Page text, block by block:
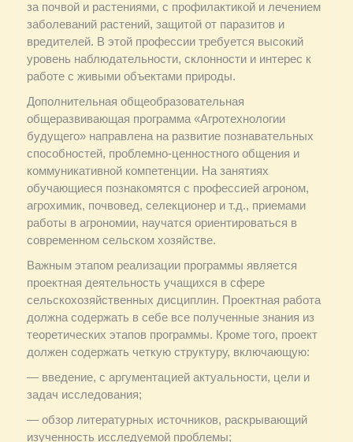
за почвой и растениями, с профилактикой и лечением
заболеваний растений, защитой от паразитов и
вредителей. В этой профессии требуется высокий
уровень наблюдательности, склонности и интерес к
работе с живыми объектами природы.
Дополнительная общеобразовательная
общеразвивающая программа «Агротехнологии
будущего» направлена на развитие познавательных
способностей, проблемно-ценностного общения и
коммуникативной компетенции. На занятиях
обучающиеся познакомятся с профессией агроном,
агрохимик, почвовед, селекционер и т.д., приемами
работы в агрономии, научатся ориентироваться в
современном сельском хозяйстве.
Важным этапом реализации программы является
проектная деятельность учащихся в сфере
сельскохозяйственных дисциплин. Проектная работа
должна содержать в себе все полученные знания из
теоретических этапов программы. Кроме того, проект
должен содержать четкую структуру, включающую:
— введение, с аргументацией актуальности, цели и
задач исследования;
— обзор литературных источников, раскрывающий
изученность исследуемой проблемы;